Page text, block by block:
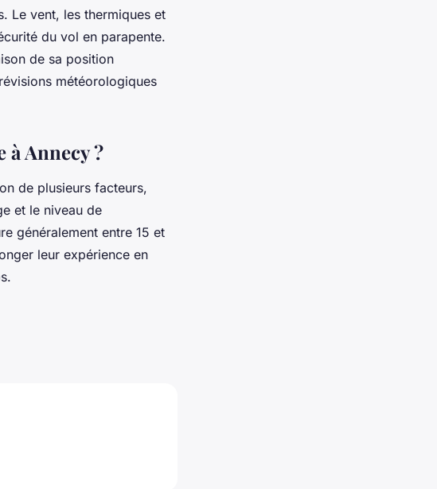
Le vent, les thermiques et
du vol en parapente.
de sa position
météorologiques
à Annecy ?
de plusieurs facteurs,
et le niveau de
généralement entre 15 et
leur expérience en